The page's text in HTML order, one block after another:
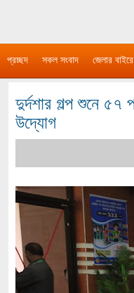
প্রচ্ছদ সকল সংবাদ জেলার বাইরে
দুর্দশার গল্প শুনে ৫৭
উদ্যোগ